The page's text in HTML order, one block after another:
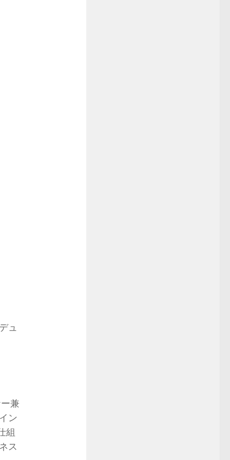
ュ
兼
ン
組
ス